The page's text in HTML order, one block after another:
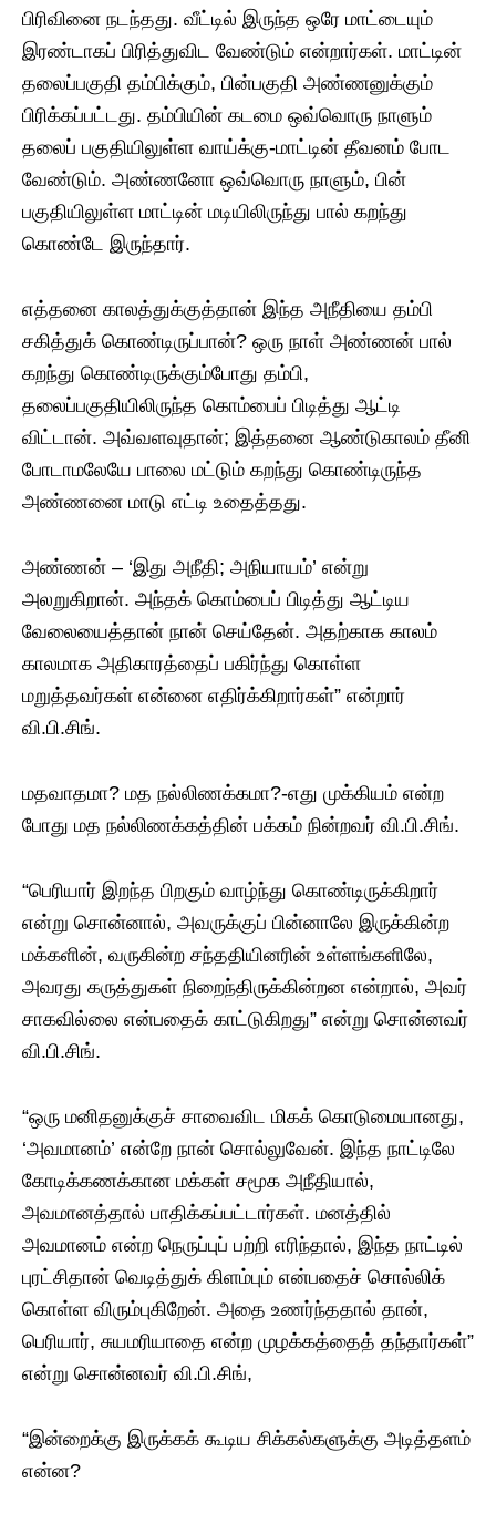
பிரிவினை நடந்தது. வீட்டில் இருந்த ஒரே மாட்டையும்
இரண்டாகப் பிரித்துவிட வேண்டும் என்றார்கள். மாட்டின்
தலைப்பகுதி தம்பிக்கும், பின்பகுதி அண்ணனுக்கும்
பிரிக்கப்பட்டது. தம்பியின் கடமை ஒவ்வொரு நாளும்
தலைப் பகுதியிலுள்ள வாய்க்கு-மாட்டின் தீவனம் போட
வேண்டும். அண்ணனோ ஒவ்வொரு நாளும், பின்
பகுதியிலுள்ள மாட்டின் மடியிலிருந்து பால் கறந்து
கொண்டே இருந்தார்.
எத்தனை காலத்துக்குத்தான் இந்த அநீதியை தம்பி
சகித்துக் கொண்டிருப்பான்? ஒரு நாள் அண்ணன் பால்
கறந்து கொண்டிருக்கும்போது தம்பி,
தலைப்பகுதியிலிருந்த கொம்பைப் பிடித்து ஆட்டி
விட்டான். அவ்வளவுதான்; இத்தனை ஆண்டுகாலம் தீனி
போடாமலேயே பாலை மட்டும் கறந்து கொண்டிருந்த
அண்ணனை மாடு எட்டி உதைத்தது.
அண்ணன் – ‘இது அநீதி; அநியாயம்’ என்று
அலறுகிறான். அந்தக் கொம்பைப் பிடித்து ஆட்டிய
வேலையைத்தான் நான் செய்தேன். அதற்காக காலம்
காலமாக அதிகாரத்தைப் பகிர்ந்து கொள்ள
மறுத்தவர்கள் என்னை எதிர்க்கிறார்கள்” என்றார்
வி.பி.சிங்.
மதவாதமா? மத நல்லிணக்கமா?-எது முக்கியம் என்ற
போது மத நல்லிணக்கத்தின் பக்கம் நின்றவர் வி.பி.சிங்.
“பெரியார் இறந்த பிறகும் வாழ்ந்து கொண்டிருக்கிறார்
என்று சொன்னால், அவருக்குப் பின்னாலே இருக்கின்ற
மக்களின், வருகின்ற சந்ததியினரின் உள்ளங்களிலே,
அவரது கருத்துகள் நிறைந்திருக்கின்றன என்றால், அவர்
சாகவில்லை என்பதைக் காட்டுகிறது” என்று சொன்னவர்
வி.பி.சிங்.
“ஒரு மனிதனுக்குச் சாவைவிட மிகக் கொடுமையானது,
‘அவமானம்’ என்றே நான் சொல்லுவேன். இந்த நாட்டிலே
கோடிக்கணக்கான மக்கள் சமூக அநீதியால்,
அவமானத்தால் பாதிக்கப்பட்டார்கள். மனத்தில்
அவமானம் என்ற நெருப்புப் பற்றி எரிந்தால், இந்த நாட்டில்
புரட்சிதான் வெடித்துக் கிளம்பும் என்பதைச் சொல்லிக்
கொள்ள விரும்புகிறேன். அதை உணர்ந்ததால் தான்,
பெரியார், சுயமரியாதை என்ற முழக்கத்தைத் தந்தார்கள்”
என்று சொன்னவர் வி.பி.சிங்,
“இன்றைக்கு இருக்கக் கூடிய சிக்கல்களுக்கு அடித்தளம்
என்ன?